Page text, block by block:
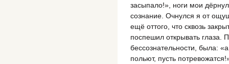
засыпало!», ноги мои
сознание. Очнулся я от
ещё оттого, что сквозь
поспешил открывать глаза.
бессознательности, была:
польют, пусть